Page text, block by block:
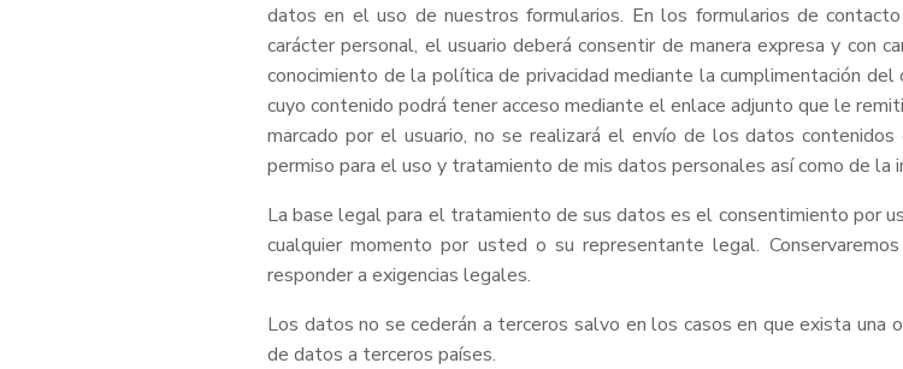
datos en el uso de nuestros formularios. En los formularios de
carácter personal, el usuario deberá consentir de manera expresa y con
conocimiento de la política de privacidad mediante la cumplimentación
cuyo contenido podrá tener acceso mediante el enlace adjunto que le
marcado por el usuario, no se realizará el envío de los datos
permiso para el uso y tratamiento de mis datos personales así como de la
La base legal para el tratamiento de sus datos es el consentimiento por
cualquier momento por usted o su representante legal.
responder a exigencias legales.
Los datos no se cederán a terceros salvo en los casos en que exista
de datos a terceros países.